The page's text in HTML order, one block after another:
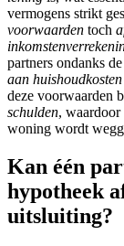
vermogens strikt
voorwaarden toch
partners ondanks
aan huishoudkosten
deze voorwaarden
schulden,
woning wordt
Kan één
hypotheek
uitsluiting?